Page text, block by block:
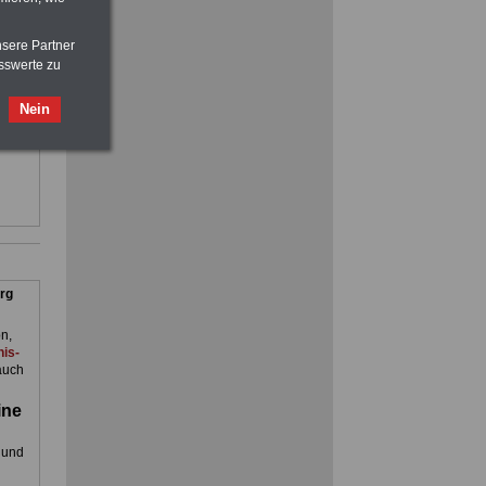
Man
Partner
zu
Nein